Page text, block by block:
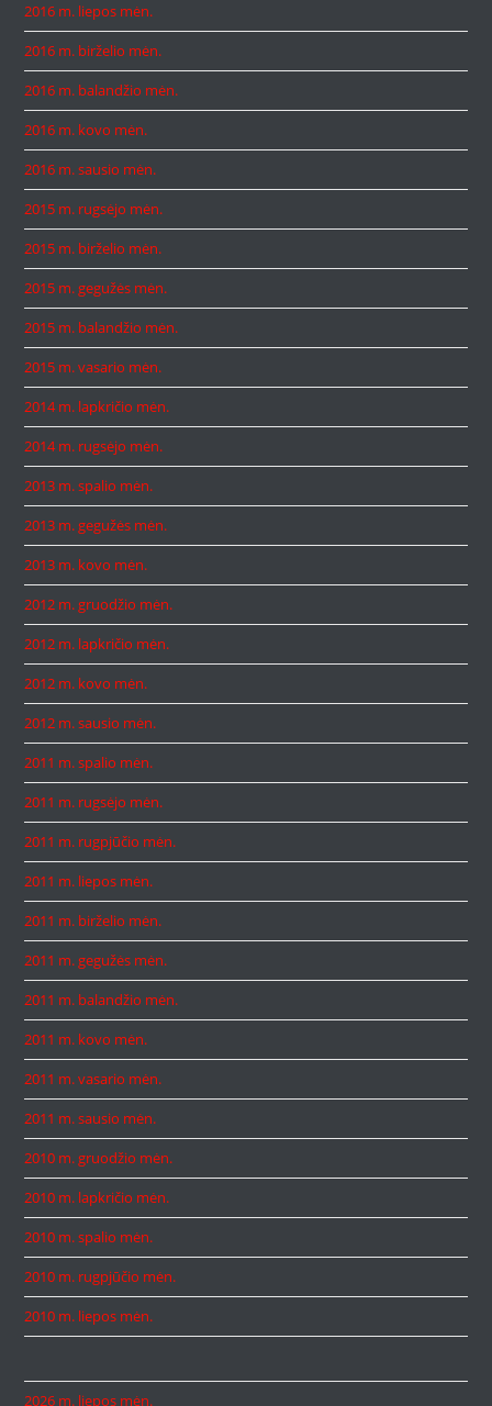
2016 m. liepos mėn.
2016 m. birželio mėn.
2016 m. balandžio mėn.
2016 m. kovo mėn.
2016 m. sausio mėn.
2015 m. rugsėjo mėn.
2015 m. birželio mėn.
2015 m. gegužės mėn.
2015 m. balandžio mėn.
2015 m. vasario mėn.
2014 m. lapkričio mėn.
2014 m. rugsėjo mėn.
2013 m. spalio mėn.
2013 m. gegužės mėn.
2013 m. kovo mėn.
2012 m. gruodžio mėn.
2012 m. lapkričio mėn.
2012 m. kovo mėn.
2012 m. sausio mėn.
2011 m. spalio mėn.
2011 m. rugsėjo mėn.
2011 m. rugpjūčio mėn.
2011 m. liepos mėn.
2011 m. birželio mėn.
2011 m. gegužės mėn.
2011 m. balandžio mėn.
2011 m. kovo mėn.
2011 m. vasario mėn.
2011 m. sausio mėn.
2010 m. gruodžio mėn.
2010 m. lapkričio mėn.
2010 m. spalio mėn.
2010 m. rugpjūčio mėn.
2010 m. liepos mėn.
2026 m. liepos mėn.